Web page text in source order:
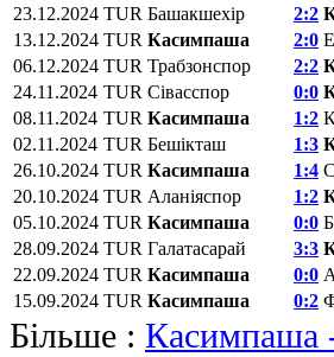
23.12.2024 TUR Башакшехір 2:2
13.12.2024 TUR Касимпаша 2:0
06.12.2024 TUR Трабзонспор 2:2
24.11.2024 TUR Сівасспор 0:0
08.11.2024 TUR Касимпаша 1:2
02.11.2024 TUR Бешікташ 1:3
26.10.2024 TUR Касимпаша 1:4
20.10.2024 TUR Аланіяспор 1:2
05.10.2024 TUR Касимпаша 0:0
28.09.2024 TUR Галатасарай 3:3
22.09.2024 TUR Касимпаша 0:0
15.09.2024 TUR Касимпаша 0:2
Більше : Касимпаша